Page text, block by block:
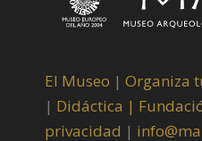
El Museo | Organiza
| Didáctica |
privacidad |